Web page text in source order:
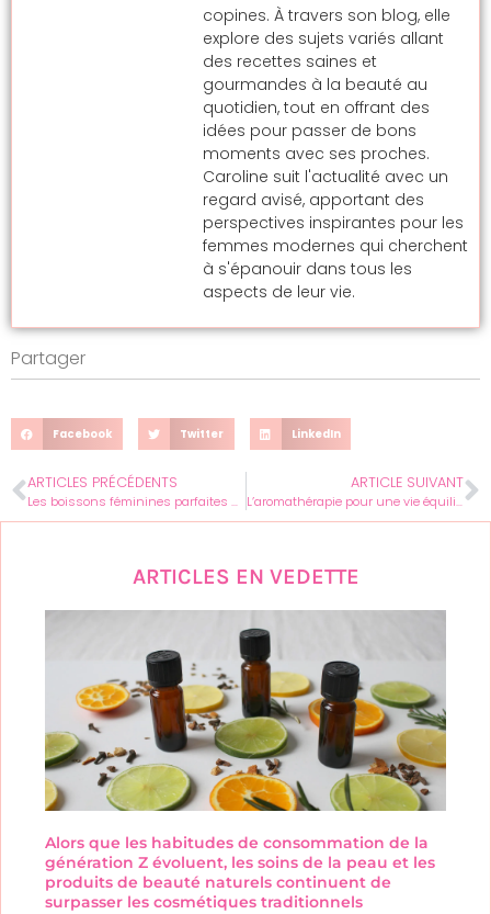
copines. À travers son blog, elle
explore des sujets variés allant
des recettes saines et
gourmandes à la beauté au
quotidien, tout en offrant des
idées pour passer de bons
moments avec ses proches.
Caroline suit l'actualité avec un
regard avisé, apportant des
perspectives inspirantes pour les
femmes modernes qui cherchent
à s'épanouir dans tous les
aspects de leur vie.
Partager
Facebook Twitter LinkedIn
ARTICLES PRÉCÉDENTS
Les boissons féminines parfaites pour sublimer votre brunch surprise
ARTICLE SUIVANT
L’aromathérapie pour une vie équilibrée : bien-être, beauté et santé
ARTICLES EN VEDETTE
Alors que les habitudes de consommation de la
génération Z évoluent, les soins de la peau et les
produits de beauté naturels continuent de
surpasser les cosmétiques traditionnels